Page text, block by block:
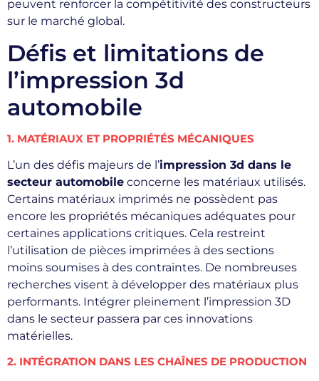
peuvent renforcer la compétitivité des constructeurs
sur le marché global.
Défis et limitations de
l’impression 3d
automobile
1. MATÉRIAUX ET PROPRIÉTÉS MÉCANIQUES
L’un des défis majeurs de l’impression 3d dans le
secteur automobile concerne les matériaux utilisés.
Certains matériaux imprimés ne possèdent pas
encore les propriétés mécaniques adéquates pour
certaines applications critiques. Cela restreint
l’utilisation de pièces imprimées à des sections
moins soumises à des contraintes. De nombreuses
recherches visent à développer des matériaux plus
performants. Intégrer pleinement l’impression 3D
dans le secteur passera par ces innovations
matérielles.
2. INTÉGRATION DANS LES CHAÎNES DE PRODUCTION